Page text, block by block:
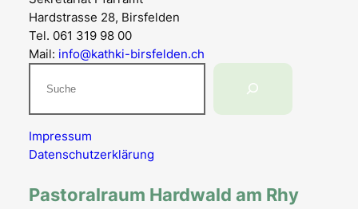
Hardstrasse 28, Birsfelden
Tel. 061 319 98 00
Mail: info@kathki-birsfelden.ch
Impressum
Datenschutzerklärung
Pastoralraum Hardwald am Rhy